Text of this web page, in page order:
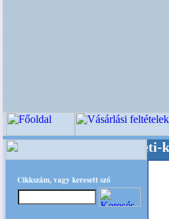
Cikkszám, vagy keresett szó
, Kegyeleti-